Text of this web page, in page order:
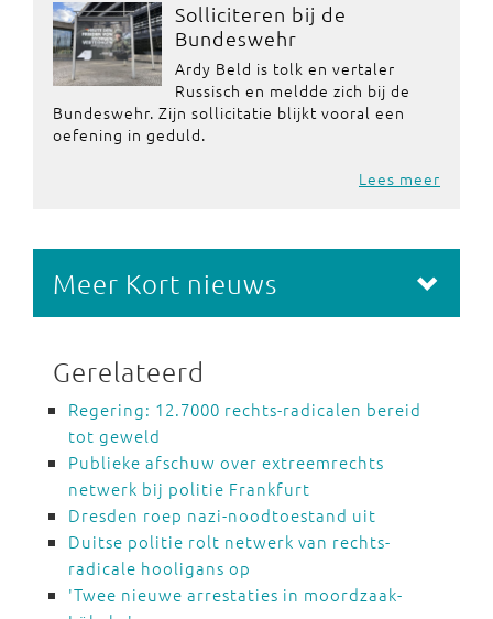
Solliciteren bij de
Bundeswehr
Ardy Beld is tolk en vertaler
Russisch en meldde zich bij de
Bundeswehr. Zijn sollicitatie blijkt vooral een
oefening in geduld.
Lees meer
Meer Kort nieuws
Gerelateerd
Regering: 12.7000 rechts-radicalen bereid
tot geweld
Publieke afschuw over extreemrechts
netwerk bij politie Frankfurt
Dresden roep nazi-noodtoestand uit
Duitse politie rolt netwerk van rechts-
radicale hooligans op
'Twee nieuwe arrestaties in moordzaak-